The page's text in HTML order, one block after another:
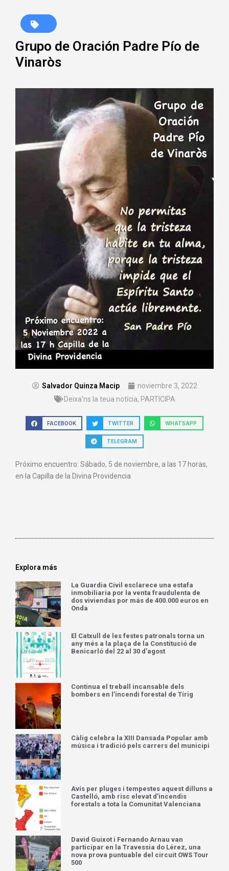
Grupo de Oración Padre Pío de
Vinaròs
Salvador Quinza Macip
noviembre 3, 2022
Deixa'ns la teua notícia, PARTICIPA
FACEBOOK TWITTER WHATSAPP
TELEGRAM
Próximo encuentro: Sábado, 5 de noviembre, a las 17 horas,
en la Capilla de la Divina Providencia
Explora más
La Guardia Civil esclarece una estafa
inmobiliaria por la venta fraudulenta de
dos viviendas por más de 400.000 euros en
Onda
El Catxull de les festes patronals torna un
any més a la plaça de la Constitució de
Benicarló del 22 al 30 d’agost
Continua el treball incansable dels
bombers en l’incendi forestal de Tírig
Càlig celebra la XIII Dansada Popular amb
música i tradició pels carrers del municipi
Avís per pluges i tempestes aquest dilluns a
Castelló, amb risc elevat d’incendis
forestals a tota la Comunitat Valenciana
David Guixot i Fernando Arnau van
participar en la Travessia do Lérez, una
nova prova puntuable del circuit OWS Tour
500